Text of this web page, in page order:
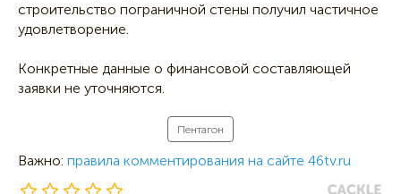
строительство пограничной стены получил частичное
удовлетворение.
Конкретные данные о финансовой составляющей
заявки не уточняются.
Пентагон
Важно: правила комментирования на сайте 46tv.ru